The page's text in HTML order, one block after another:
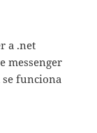
a .net
messenger
se funciona